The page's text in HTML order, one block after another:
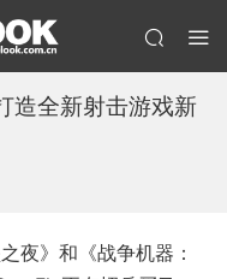
造全新射击游戏新
夜》和《战争机器：